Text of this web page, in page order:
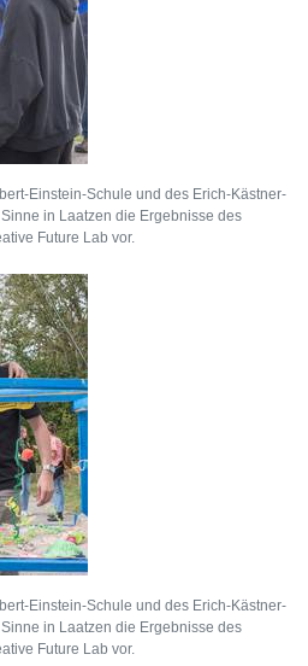
Einstein-Schule und des Erich-Kästner-
in Laatzen die Ergebnisse des
Future Lab vor.
Einstein-Schule und des Erich-Kästner-
in Laatzen die Ergebnisse des
Future Lab vor.